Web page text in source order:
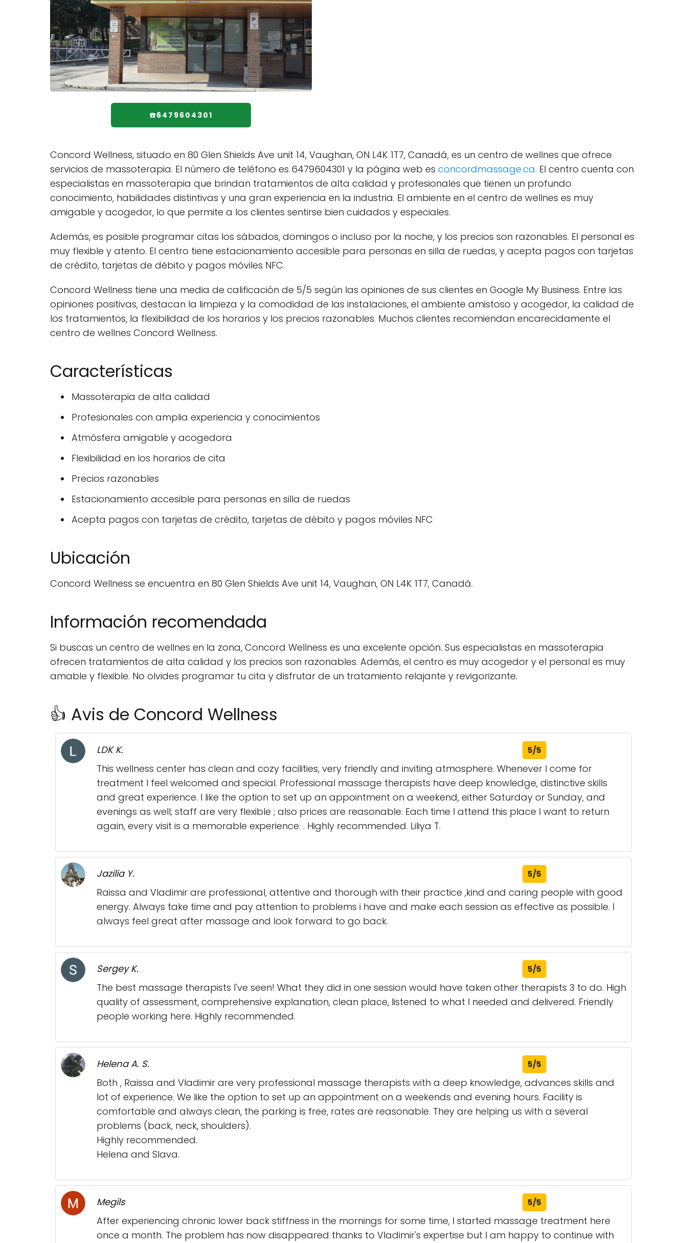
☎️6479604301
Concord Wellness, situado en 80 Glen Shields Ave unit 14, Vaughan, ON L4K 1T7, Canadá, es un centro de wellnes que ofrece
servicios de massoterapia. El número de teléfono es 6479604301 y la página web es concordmassage.ca. El centro cuenta con
especialistas en massoterapia que brindan tratamientos de alta calidad y profesionales que tienen un profundo
conocimiento, habilidades distintivas y una gran experiencia en la industria. El ambiente en el centro de wellnes es muy
amigable y acogedor, lo que permite a los clientes sentirse bien cuidados y especiales.
Además, es posible programar citas los sábados, domingos o incluso por la noche, y los precios son razonables. El personal es
muy flexible y atento. El centro tiene estacionamiento accesible para personas en silla de ruedas, y acepta pagos con tarjetas
de crédito, tarjetas de débito y pagos móviles NFC.
Concord Wellness tiene una media de calificación de 5/5 según las opiniones de sus clientes en Google My Business. Entre las
opiniones positivas, destacan la limpieza y la comodidad de las instalaciones, el ambiente amistoso y acogedor, la calidad de
los tratamientos, la flexibilidad de los horarios y los precios razonables. Muchos clientes recomiendan encarecidamente el
centro de wellnes Concord Wellness.
Características
Massoterapia de alta calidad
Profesionales con amplia experiencia y conocimientos
Atmósfera amigable y acogedora
Flexibilidad en los horarios de cita
Precios razonables
Estacionamiento accesible para personas en silla de ruedas
Acepta pagos con tarjetas de crédito, tarjetas de débito y pagos móviles NFC
Ubicación
Concord Wellness se encuentra en 80 Glen Shields Ave unit 14, Vaughan, ON L4K 1T7, Canadá.
Información recomendada
Si buscas un centro de wellnes en la zona, Concord Wellness es una excelente opción. Sus especialistas en massoterapia
ofrecen tratamientos de alta calidad y los precios son razonables. Además, el centro es muy acogedor y el personal es muy
amable y flexible. No olvides programar tu cita y disfrutar de un tratamiento relajante y revigorizante.
👍 Avis de Concord Wellness
LDK K. 5/5
This wellness center has clean and cozy facilities, very friendly and inviting atmosphere. Whenever I come for
treatment I feel welcomed and special. Professional massage therapists have deep knowledge, distinctive skills
and great experience. I like the option to set up an appointment on a weekend, either Saturday or Sunday, and
evenings as well; staff are very flexible ; also prices are reasonable. Each time I attend this place I want to return
again, every visit is a memorable experience. . Highly recommended. Liliya T.
Jazilia Y. 5/5
Raissa and Vladimir are professional, attentive and thorough with their practice ,kind and caring people with good
energy. Always take time and pay attention to problems i have and make each session as effective as possible. I
always feel great after massage and look forward to go back.
Sergey K. 5/5
The best massage therapists I've seen! What they did in one session would have taken other therapists 3 to do. High
quality of assessment, comprehensive explanation, clean place, listened to what I needed and delivered. Friendly
people working here. Highly recommended.
Helena A. S. 5/5
Both , Raissa and Vladimir are very professional massage therapists with a deep knowledge, advances skills and
lot of experience. We like the option to set up an appointment on a weekends and evening hours. Facility is
comfortable and always clean, the parking is free, rates are reasonable. They are helping us with a several
problems (back, neck, shoulders).
Highly recommended.
Helena and Slava.
Megils 5/5
After experiencing chronic lower back stiffness in the mornings for some time, I started massage treatment here
once a month. The problem has now disappeared thanks to Vladimir's expertise but I am happy to continue with